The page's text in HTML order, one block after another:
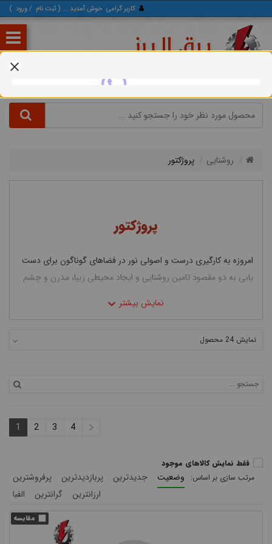
کاربر گرامی خوش آمدید ... ( ثبت‌ نام /ورود )
روشنایی پروژکتور
پروژکتور
امروزه به کارگیری درست و اصولی نور در فضاهای گوناگون برای دست
یابی به دو مقصود تامین روشنایی و ایجاد محیطی زیبا، مدرن و چشم
روشنایی برای محیط های بزرگ و وسیع از قبیل معابر، زمین های
آموزشی قصد داریم به سوالات متداول از قبیل پروژکتور چیست؟ انواع
دهیم.
نمایش 24 محصول
1 2 3 4
فقط نمایش کالاهای موجود
وضعیت جدیدترین پربازدیدترین
پرفروشترین
ارزانترین
گرانترین الفبا